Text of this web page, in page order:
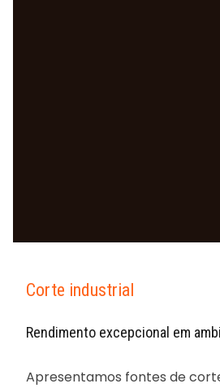
Corte industrial
Rendimento excepcional em
Apresentamos fontes de